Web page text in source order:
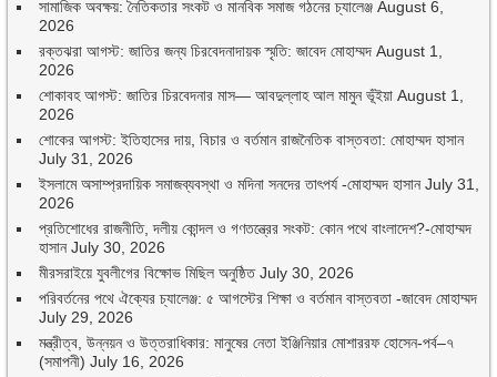
সামাজিক অবক্ষয়: নৈতিকতার সংকট ও মানবিক সমাজ গঠনের চ্যালেঞ্জ August 6,
2026
রক্তঝরা আগস্ট: জাতির জন্য চিরবেদনাদায়ক স্মৃতি: জাবেদ মোহাম্মদ August 1,
2026
শোকাবহ আগস্ট: জাতির চিরবেদনার মাস— আবদুল্লাহ আল মামুন ভূঁইয়া August 1,
2026
শোকের আগস্ট: ইতিহাসের দায়, বিচার ও বর্তমান রাজনৈতিক বাস্তবতা: মোহাম্মদ হাসান
July 31, 2026
ইসলামে অসাম্প্রদায়িক সমাজব্যবস্থা ও মদিনা সনদের তাৎপর্য -মোহাম্মদ হাসান July 31,
2026
প্রতিশোধের রাজনীতি, দলীয় কোন্দল ও গণতন্ত্রের সংকট: কোন পথে বাংলাদেশ?-মোহাম্মদ
হাসান July 30, 2026
মীরসরাইয়ে যুবলীগের বিক্ষোভ মিছিল অনুষ্ঠিত July 30, 2026
পরিবর্তনের পথে ঐক্যের চ্যালেঞ্জ: ৫ আগস্টের শিক্ষা ও বর্তমান বাস্তবতা -জাবেদ মোহাম্মদ
July 29, 2026
মন্ত্রীত্ব, উন্নয়ন ও উত্তরাধিকার: মানুষের নেতা ইঞ্জিনিয়ার মোশাররফ হোসেন-পর্ব–৭
(সমাপনী) July 16, 2026